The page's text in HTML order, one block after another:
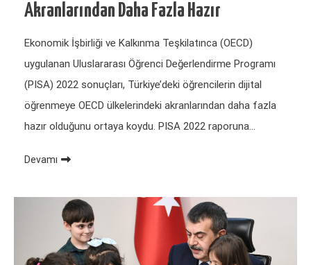
Akranlarından Daha Fazla Hazır
Ekonomik İşbirliği ve Kalkınma Teşkilatınca (OECD)
uygulanan Uluslararası Öğrenci Değerlendirme Programı
(PISA) 2022 sonuçları, Türkiye’deki öğrencilerin dijital
öğrenmeye OECD ülkelerindeki akranlarından daha fazla
hazır olduğunu ortaya koydu. PISA 2022 raporuna…
Devamı